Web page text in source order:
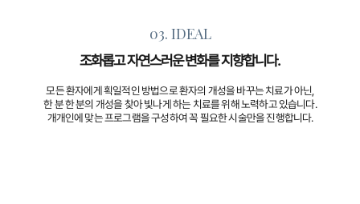
03. IDEAL
조화롭고 자연스러운 변화를 지향합니다.
모든 환자에게 획일적인 방법으로 환자의 개성을 바꾸는 치료가 아닌,
한 분 한 분의 개성을 찾아 빛나게 하는 치료를 위해 노력하고 있습니다.
개개인에 맞는 프로그램을 구성하여 꼭 필요한 시술만을 진행합니다.